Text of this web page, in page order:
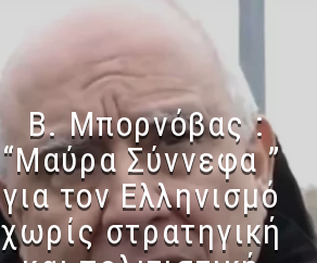
B. Μπορνόβας :
“Μαύρα Σύννεφα ”
για τον Ελληνισμό
χωρίς στρατηγική